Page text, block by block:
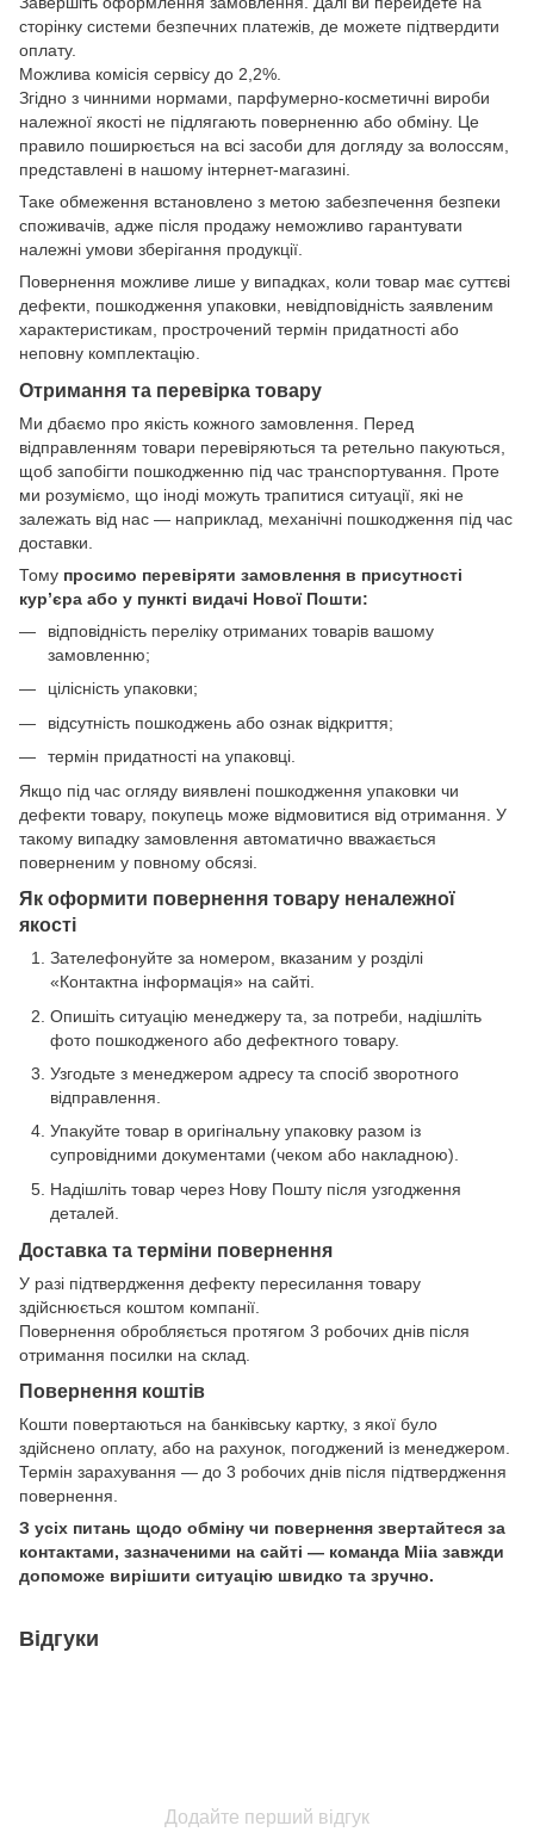
сторінку системи безпечних платежів, де можете підтвердити
оплату.
Можлива комісія сервісу до 2,2%.
Згідно з чинними нормами, парфумерно-косметичні вироби
належної якості не підлягають поверненню або обміну. Це
правило поширюється на всі засоби для догляду за волоссям,
представлені в нашому інтернет-магазині.
Таке обмеження встановлено з метою забезпечення безпеки
споживачів, адже після продажу неможливо гарантувати
належні умови зберігання продукції.
Повернення можливе лише у випадках, коли товар має суттєві
дефекти, пошкодження упаковки, невідповідність заявленим
характеристикам, прострочений термін придатності або
неповну комплектацію.
Отримання та перевірка товару
Ми дбаємо про якість кожного замовлення. Перед
відправленням товари перевіряються та ретельно пакуються,
щоб запобігти пошкодженню під час транспортування. Проте
ми розуміємо, що іноді можуть трапитися ситуації, які не
залежать від нас — наприклад, механічні пошкодження під час
доставки.
Тому просимо перевіряти замовлення в присутності
кур’єра або у пункті видачі Нової Пошти:
відповідність переліку отриманих товарів вашому
замовленню;
цілісність упаковки;
відсутність пошкоджень або ознак відкриття;
термін придатності на упаковці.
Якщо під час огляду виявлені пошкодження упаковки чи
дефекти товару, покупець може відмовитися від отримання. У
такому випадку замовлення автоматично вважається
поверненим у повному обсязі.
Як оформити повернення товару неналежної
якості
Зателефонуйте за номером, вказаним у розділі
«Контактна інформація» на сайті.
Опишіть ситуацію менеджеру та, за потреби, надішліть
фото пошкодженого або дефектного товару.
Узгодьте з менеджером адресу та спосіб зворотного
відправлення.
Упакуйте товар в оригінальну упаковку разом із
супровідними документами (чеком або накладною).
Надішліть товар через Нову Пошту після узгодження
деталей.
Доставка та терміни повернення
У разі підтвердження дефекту пересилання товару
здійснюється коштом компанії.
Повернення обробляється протягом 3 робочих днів після
отримання посилки на склад.
Повернення коштів
Кошти повертаються на банківську картку, з якої було
здійснено оплату, або на рахунок, погоджений із менеджером.
Термін зарахування — до 3 робочих днів після підтвердження
повернення.
З усіх питань щодо обміну чи повернення звертайтеся за
контактами, зазначеними на сайті — команда Miia завжди
допоможе вирішити ситуацію швидко та зручно.
Відгуки
Додайте перший відгук